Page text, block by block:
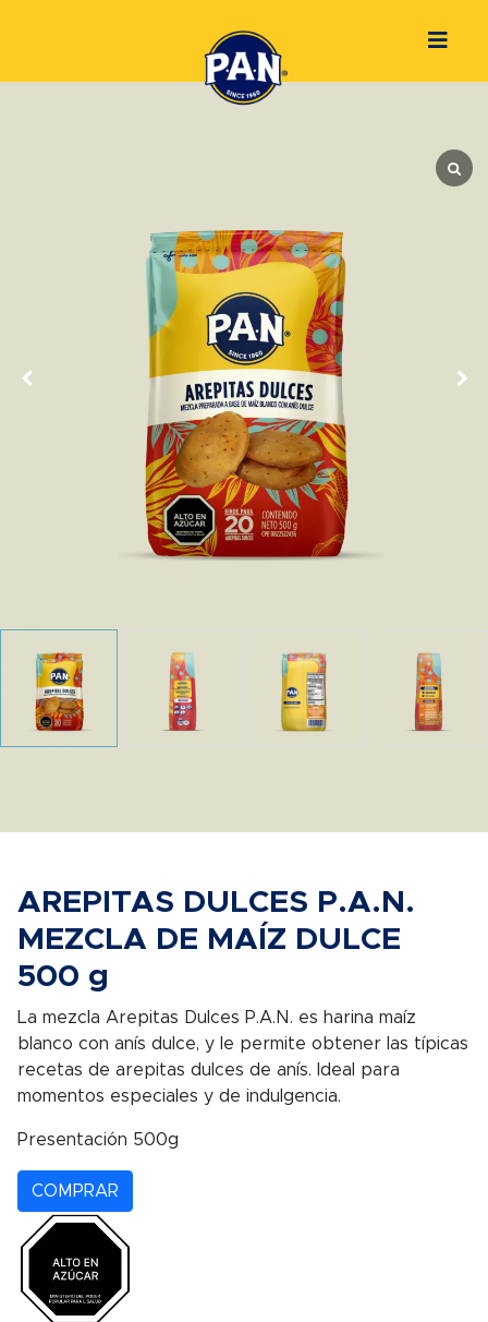
AREPITAS DULCES P.A.N.
MEZCLA DE MAÍZ DULCE
500 g
La mezcla Arepitas Dulces P.A.N. es harina maíz
blanco con anís dulce, y le permite obtener las típicas
recetas de arepitas dulces de anís. Ideal para
momentos especiales y de indulgencia.
Presentación 500g
COMPRAR